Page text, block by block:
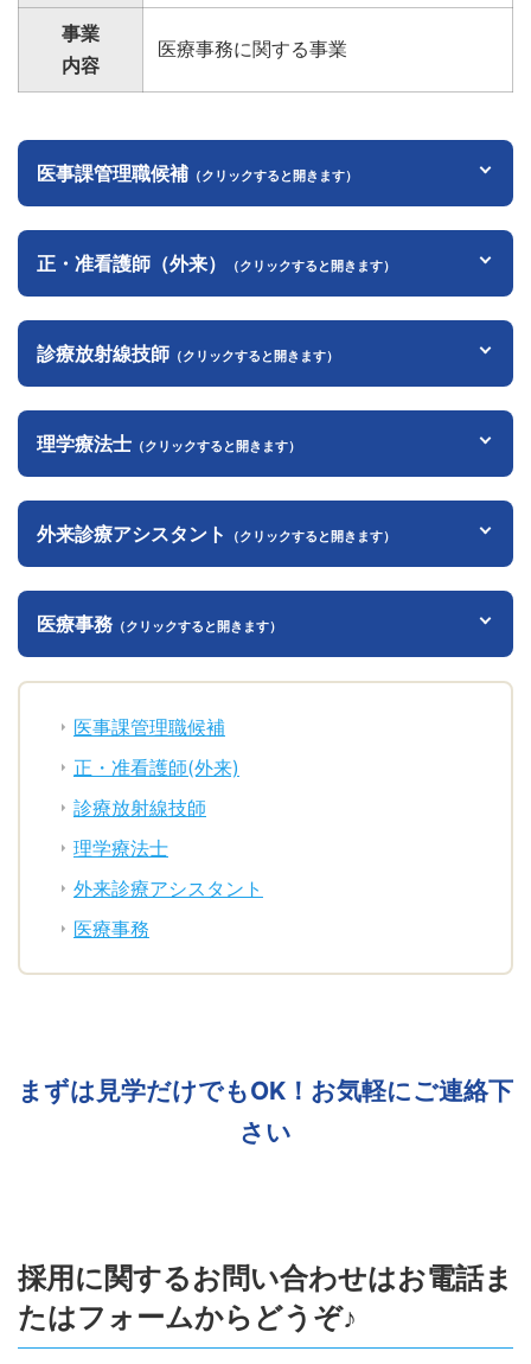
事業
内容
医療事務に関する事業
医事課管理職候補 （クリックすると開きます）
正・准看護師（外来） （クリックすると開きます）
診療放射線技師 （クリックすると開きます）
理学療法士 （クリックすると開きます）
外来診療アシスタント （クリックすると開きます）
医療事務 （クリックすると開きます）
医事課管理職候補
正・准看護師(外来)
診療放射線技師
理学療法士
外来診療アシスタント
医療事務
まずは見学だけでもOK！お気軽にご連絡下
さい
採用に関するお問い合わせはお電話ま
たはフォームからどうぞ♪